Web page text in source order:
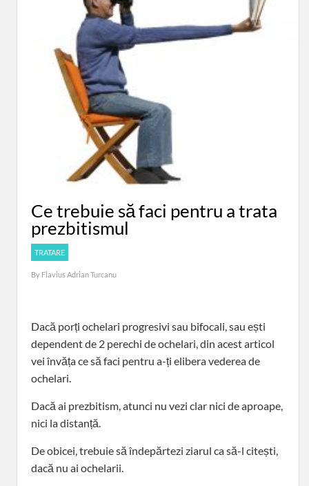
Ce trebuie să faci pentru a trata
prezbitismul
TRATARE
By Flavius Adrian Turcanu
Dacă porți ochelari progresivi sau bifocali, sau ești
dependent de 2 perechi de ochelari, din acest articol
vei învăța ce să faci pentru a-ți elibera vederea de
ochelari.
Dacă ai prezbitism, atunci nu vezi clar nici de aproape,
nici la distanță.
De obicei, trebuie să îndepărtezi ziarul ca să-l citești,
dacă nu ai ochelarii.